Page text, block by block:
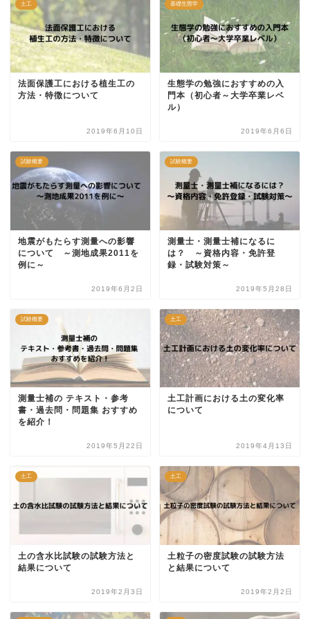
土工
法面保護工における植生工の
方法・特徴について
2019年6月10日
基礎生態学
生態学の勉強におすすめの入
門本（初心者～大学卒業レベ
ル）
2019年6月6日
試験概要
地震がもたらす測量への影響
について ～測地成果2011を
例に～
2019年6月2日
試験概要
測量士・測量士補になるに
は？ ～資格内容・免許登
録・試験対策～
2019年5月28日
試験概要
測量士補の テキスト・参考
書・過去問・問題集 おすすめ
を紹介！
2019年5月22日
土工
土工計画における土の変化率
について
2019年4月13日
土工
土の含水比試験の試験方法と
結果について
2019年2月3日
土工
土粒子の密度試験の試験方法
と結果について
2019年2月2日